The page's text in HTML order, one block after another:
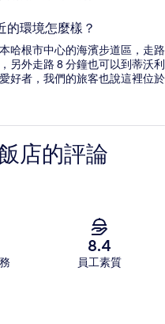
的環境怎麼樣？
哈根市中心的海濱步道區，走路
另外走路 8 分鐘也可以到蒂沃利
好者，我們的旅客也說這裡位於
店的評論
8.4
員工素質